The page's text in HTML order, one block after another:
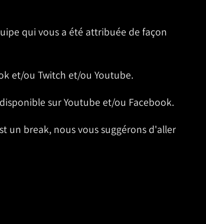
qui vous a été attribuée de façon
et/ou Twitch et/ou Youtube.
sur Youtube et/ou Facebook.
un break, nous vous suggérons d'aller